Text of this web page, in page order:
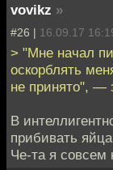
vovikz »
#26 | 16.09.17
> "Мне начал
оскорблять
не принято", —
В
прибивать
Че-та я совсем